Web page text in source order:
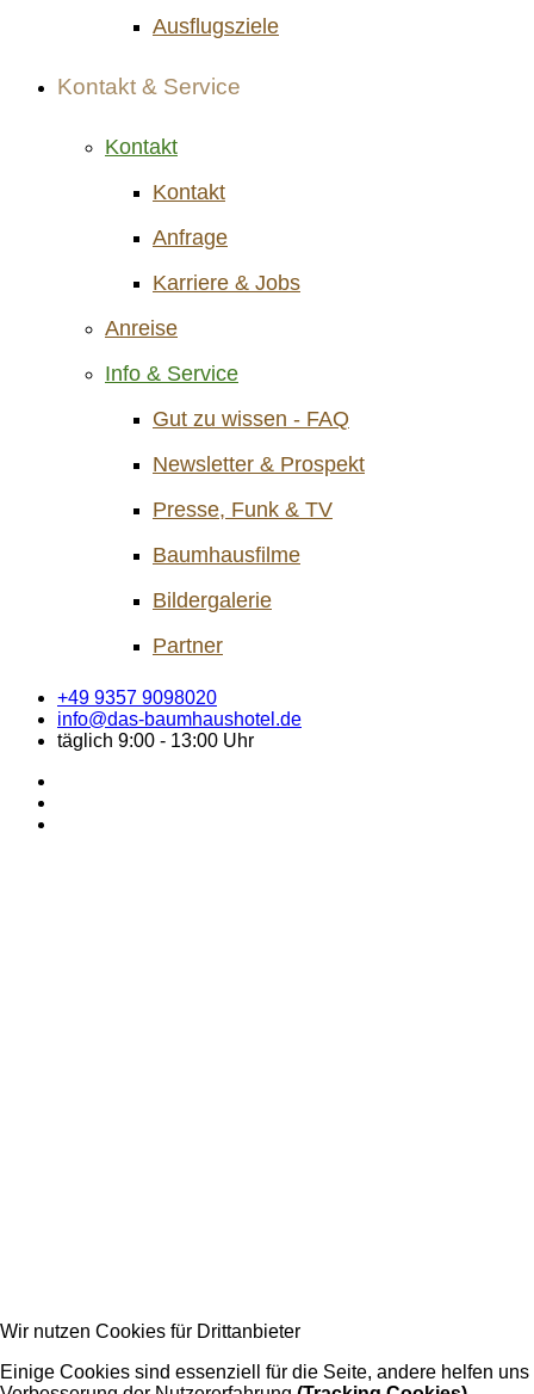
Ausflugsziele
Kontakt & Service
Kontakt
Kontakt
Anfrage
Karriere & Jobs
Anreise
Info & Service
Gut zu wissen - FAQ
Newsletter & Prospekt
Presse, Funk & TV
Baumhausfilme
Bildergalerie
Partner
+49 9357 9098020
info@das-baumhaushotel.de
täglich 9:00 - 13:00 Uhr
Wir nutzen Cookies für Drittanbieter
Einige Cookies sind essenziell für die Seite, andere helfen uns